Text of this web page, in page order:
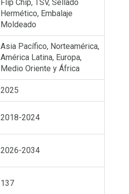
Flip Chip, TSV, Sellado
Hermético, Embalaje
Moldeado
Asia Pacífico, Norteamérica,
América Latina, Europa,
Medio Oriente y África
2025
2018-2024
2026-2034
137